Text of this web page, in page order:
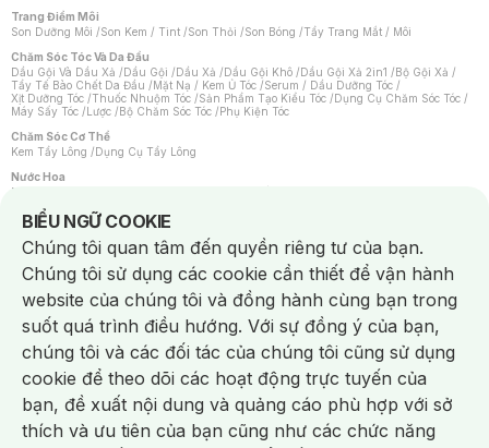
Trang Điểm Môi
Son Dưỡng Môi /Son Kem / Tint /Son Thỏi /Son Bóng /Tẩy Trang Mắt / Môi
Chăm Sóc Tóc Và Da Đầu
Dầu Gội Và Dầu Xả /Dầu Gội /Dầu Xả /Dầu Gội Khô /Dầu Gội Xả 2in1 /Bộ Gội Xả /
Tẩy Tế Bào Chết Da Đầu /Mặt Nạ / Kem Ủ Tóc /Serum / Dầu Dưỡng Tóc /
Xịt Dưỡng Tóc /Thuốc Nhuộm Tóc /Sản Phẩm Tạo Kiểu Tóc /Dụng Cụ Chăm Sóc Tóc /
Máy Sấy Tóc /Lược /Bộ Chăm Sóc Tóc /Phụ Kiện Tóc
Chăm Sóc Cơ Thể
Kem Tẩy Lông /Dụng Cụ Tẩy Lông
Nước Hoa
Nước Hoa Nữ
Chăm Sóc Cá Nhân
Chống Muỗi /Khẩu Trang /Máy Massage/Mặt Nạ Xông Hơi /Nước Rửa Tay/
Sản Phẩm Chăm Sóc Khác /Bàn Chải Đánh Răng /Bàn Chải Điện/
Hỗ Trợ Trắng Răng/Kem Đánh Răng /Máy Tăm Nước/ Nước Súc Miệng/
Tăm / Chỉ Nha Khoa/ Xịt Thơm Miệng / Dung Dịch Vệ Sinh/Dưỡng Vùng Kín/
Khăn Ướt Vệ Sinh Vùng Kín/Băng Vệ Sinh/Tampon/Bọt Cạo Râu /Dao Cạo Râu/
Máy Cạo Râu
Vấn Đề Về Da
Da Dầu / Lỗ Chân Lông To/ Da Khô / Mất Nước/ Da Lão Hóa/ Da Mụn/
Da Nhạy Cảm / Kích Ứng
Da Xỉn Màu Thâm / Nám / Tàn Nhang
Quầng Thâm & Bọng Mắt /Sẹo /Viêm Da Cơ Địa
Dụng Cụ / Phụ Kiện Chăm Sóc Da
Bông Tẩy Trang
Khăn Lau Mặt Khô Dụng Cụ / Máy Rửa Mặt Máy Chăm Sóc Da
Dụng Cụ Chăm Sóc Khác
BIỂU NGỮ COOKIE
Notice about cookies usage
Chúng tôi quan tâm đến quyền riêng tư của bạn.
Chúng tôi sử dụng các cookie cần thiết để vận hành
website của chúng tôi và đồng hành cùng bạn trong
suốt quá trình điều hướng. Với sự đồng ý của bạn,
chúng tôi và các đối tác của chúng tôi cũng sử dụng
cookie để theo dõi các hoạt động trực tuyến của
bạn, đề xuất nội dung và quảng cáo phù hợp với sở
thích và ưu tiên của bạn cũng như các chức năng